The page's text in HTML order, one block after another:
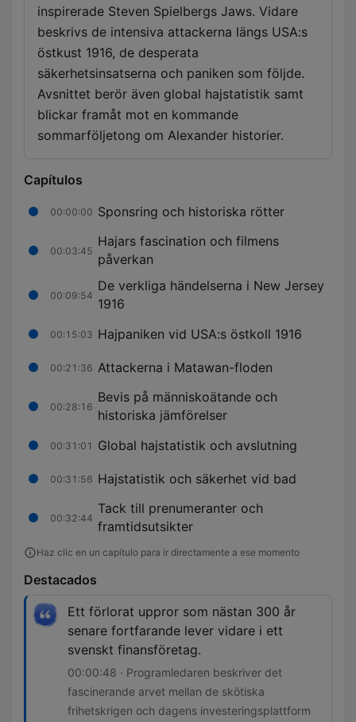
inspirerade Steven Spielbergs Jaws. Vidare
beskrivs de intensiva attackerna längs USA:s
östkust 1916, de desperata
säkerhetsinsatserna och paniken som följde.
Avsnittet berör även global hajstatistik samt
blickar framåt mot en kommande
sommarföljetong om Alexander historier.
Capítulos
00:00:00 Sponsring och historiska rötter
00:03:45
Hajars fascination och filmens
påverkan
00:09:54
De verkliga händelserna i New Jersey
1916
00:15:03 Hajpaniken vid USA:s östkoll 1916
00:21:36 Attackerna i Matawan-floden
00:28:16
Bevis på människoätande och
historiska jämförelser
00:31:01 Global hajstatistik och avslutning
00:31:56 Hajstatistik och säkerhet vid bad
00:32:44
Tack till prenumeranter och
framtidsutsikter
Haz clic en un capítulo para ir directamente a ese momento
Destacados
Ett förlorat uppror som nästan 300 år
senare fortfarande lever vidare i ett
svenskt finansföretag.
00:00:48 · Programledaren beskriver det
fascinerande arvet mellan de skötiska
frihetskrigen och dagens investeringsplattform